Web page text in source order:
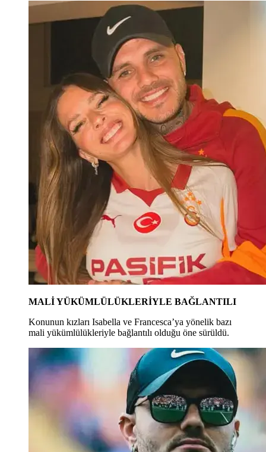
MALİ YÜKÜMLÜLÜKLERİYLE BAĞLANTILI
Konunun kızları Isabella ve Francesca’ya yönelik bazı
mali yükümlülükleriyle bağlantılı olduğu öne sürüldü.